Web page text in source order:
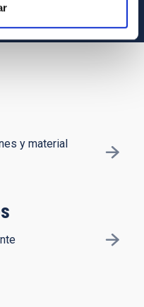
y material